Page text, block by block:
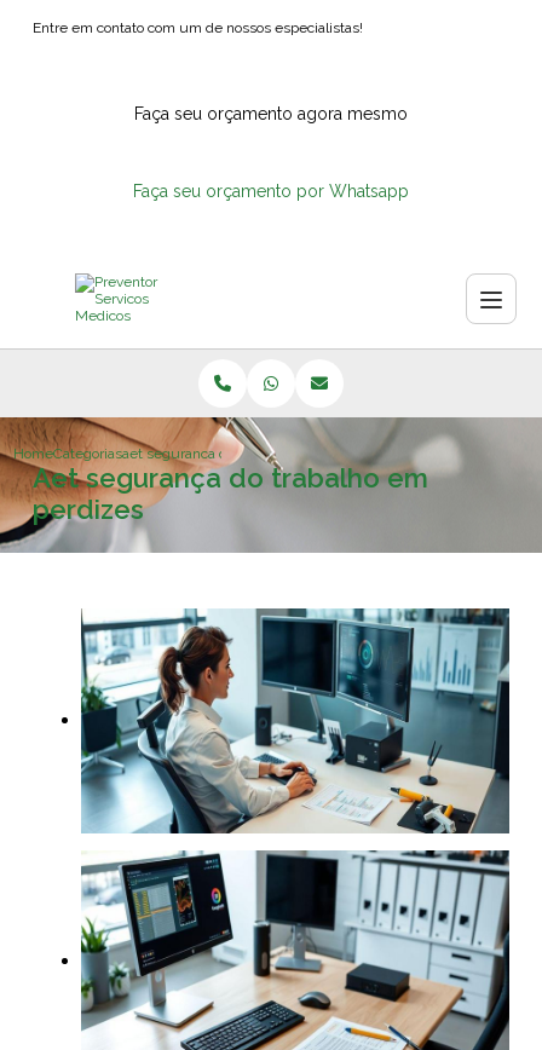
Entre em contato com um de nossos especialistas!
Faça seu orçamento agora mesmo
Faça seu orçamento por Whatsapp
HomeCategoriasaet seguranca do trabalho perdizes
Aet segurança do trabalho em
perdizes